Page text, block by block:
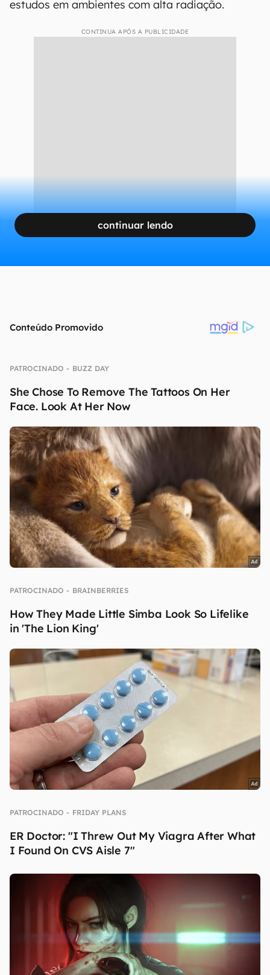
estudos em ambientes com alta radiação.
CONTINUA APÓS A PUBLICIDADE
continuar lendo